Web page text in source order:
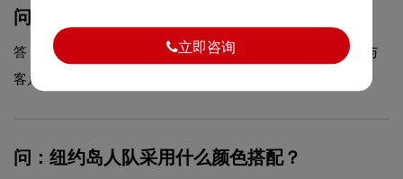
问：设计包含几次免费修改？
答：具体修改次数依据合同约定执行，我们会在设计过程中与
客户充分沟通，确保最终方案达到满意效果。
问：纽约岛人队采用什么颜色搭配？
立即咨询